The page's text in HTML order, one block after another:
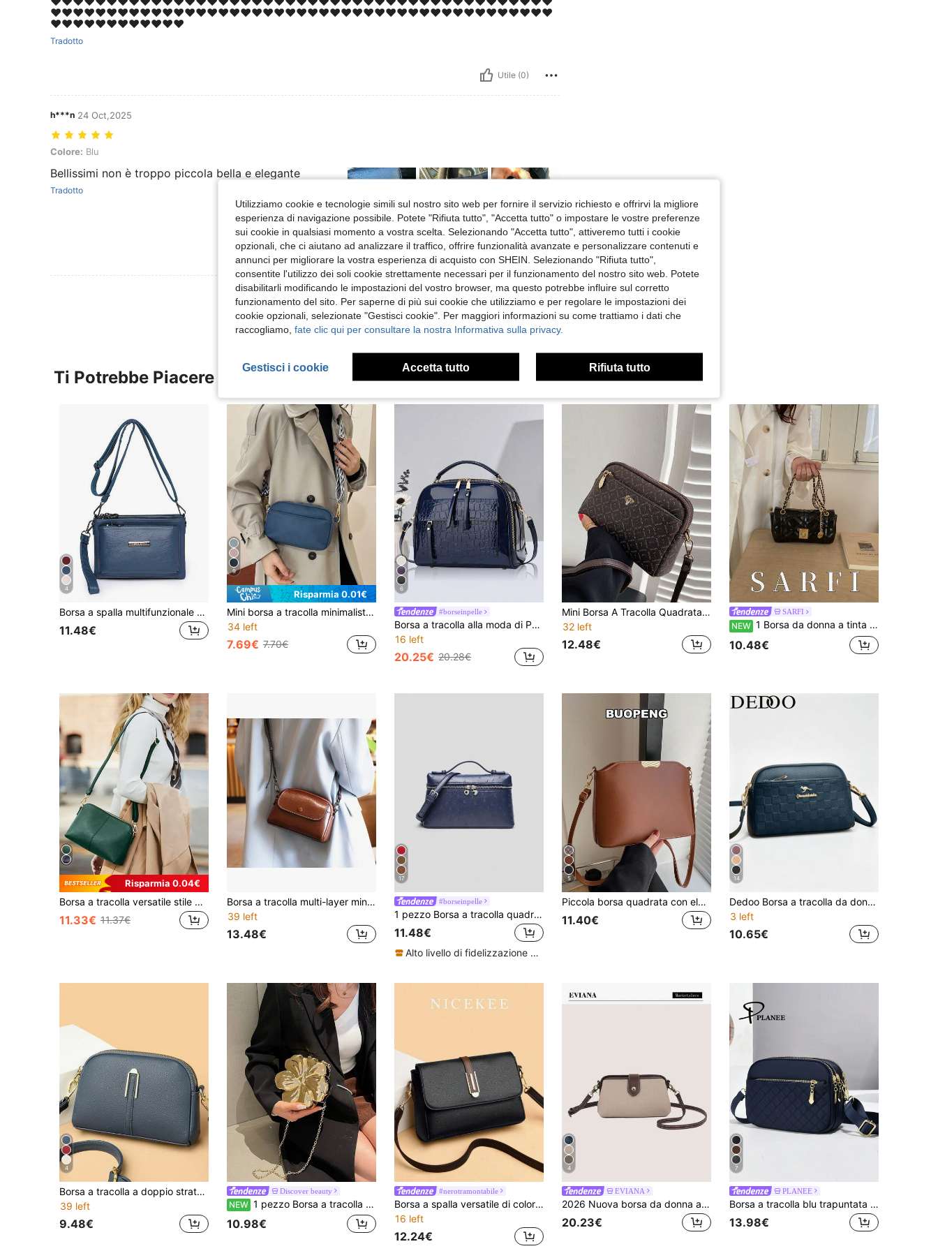
❤️❤️❤️❤️❤️❤️❤️❤️❤️❤️❤️❤️❤️❤️❤️❤️❤️❤️❤️❤️❤️❤️❤️❤️❤️❤️❤️❤️❤️❤️❤️❤️❤️❤️❤️❤️❤️❤️❤️❤️❤️❤️❤️❤️❤️
❤️❤️❤️❤️❤️❤️❤️❤️❤️❤️❤️❤️
Tradotto
Utile (0)
h***n 24 Oct,2025
Colore: Blu
Colore: Blu
Bellissimi non è troppo piccola bella e elegante
Tradotto
Utile (0)
Visualizza Altre Recensioni
Ti Potrebbe Piacere
4
Borsa a spalla multifunzionale da donna in colore unito, borsa a tracolla impermeabile, borsa organizer casual da ufficio, borsa per pendolari e studenti, cartella nera, per uso quotidiano, borsa da viaggio con scomparti multipli, regalo per le vacanze
11.48€
9
Risparmia 0.01€
Mini borsa a tracolla minimalista vegana, borsa a spalla in PU di moda, borsa e portafoglio casual da donna, portafoglio da donna con cinturino largo
34 left
7.69€ 7.70€
6
#borseinpelle
Borsa a tracolla alla moda di PLANEE, portafoglio da donna per telefono, borsa a tracolla con cerniera doppia, borsa a spalla con stampa coccodrillo lucida, grande capacità con tasche multiple, tracolla regolabile. Il miglior regalo della festa della mamma.
16 left
20.25€ 20.28€
Mini Borsa A Tracolla Quadrata Con Grafica Geometrica, Borsa A Tracolla Minimalista, Leggera E Portatile Per Ragazze, Regali Per Insegnanti, Regali Per Donne, Borsa Regalo Per Principianti E Lavoratori White-collar, Perfetto Per L'ufficio, Lavoro, Attività Commerciali, Pendolarismo, Festa Degli Insegnanti
32 left
12.48€
SARFI
NEW 1 Borsa da donna a tinta unita con chiusura a ribaltamento a griglia di diamanti, borsa da donna in materiale PU alla moda e versatile, adatta per l'uso quotidiano e il pendolarismo delle donne
10.48€
Risparmia 0.04€
Borsa a tracolla versatile stile pendolare con molteplici tasche con cerniera, grande capacità, minimalista e portatile, adatta per lo shopping delle donne, feste, regalo per la mamma
11.33€ 11.37€
Borsa a tracolla multi-layer mini, borsa a tracolla in PU alla moda, borsa a mano vintage e portafoglio per donne
39 left
13.48€
17
#borseinpelle
1 pezzo Borsa a tracolla quadrata in PU di colore unito con motivo in pelle di struzzo, alla moda per uso quotidiano delle donne
11.48€
Alto livello di fidelizzazione dei clienti
5
Piccola borsa quadrata con elegante decorazione in metallo marrone in PU per la vita quotidiana, Borsa a tracolla NINE WEST JORIE MINI JET SET CROSSBODY per le donne
11.40€
14
Dedoo Borsa a tracolla da donna a forma di conchiglia, borsa portafoglio in finta pelle a scacchi con logo canguro, tracolla regolabile con tasche multiple, borsa vintage per uso quotidiano
3 left
10.65€
4
Borsa a tracolla a doppio strato con zip, borsa a spalla in pelle PU alla moda per donna, borsetta elegante e versatile, borsa media da donna, piccola borsa a tracolla di moda
39 left
9.48€
Discover beauty
NEW 1 pezzo Borsa a tracolla di moda di colore unito, design con fiori in metallo, clutch da sera, adatta per matrimoni, feste, occasioni formali, può essere utilizzata come accessorio, borsa per rossetto, portamonete, pochette per gioielli, con tracolla a catena rimovibile, un regalo unico per lei
10.98€
#nerotramontabile
Borsa a spalla versatile di colore unito alla moda, leggera e facile da trasportare, adatta per il business e il tempo libero. Borsa a tracolla minimalista retrò con patta a contrasto, adatta per studentesse universitarie e impiegate, ideale per ufficio, università, lavoro, affari, pendolarismo, attività all'aperto, viaggi e uscite.
16 left
12.24€
4
EVIANA
2026 Nuova borsa da donna alla moda, borsa a tracolla piccola vintage di alta qualità con chiusura a scatto e blocchi di colore blu, borsa a spalla casual con molletta, in PU
20.23€
7
PLANEE
Borsa a tracolla blu trapuntata leggera PLANEE, stile retrò da fotocamera, regalo per la Festa della Mamma, borsa multiuso per mamme con grande capacità, borsa cosmetica leggera e impermeabile, adatta per ragazze adolescenti, studentesse universitarie, giovani professioniste e donne d'ufficio, ideale per lo shopping, l'ufficio, l'università, il lavoro, gli spostamenti, l'aperto, i viaggi, l'escursionismo e altre occasioni.
13.98€
Utilizziamo cookie e tecnologie simili sul nostro sito web per fornire il servizio richiesto e offrirvi la migliore
esperienza di navigazione possibile. Potete "Rifiuta tutto", "Accetta tutto" o impostare le vostre preferenze
sui cookie in qualsiasi momento a vostra scelta. Selezionando "Accetta tutto", attiveremo tutti i cookie
opzionali, che ci aiutano ad analizzare il traffico, offrire funzionalità avanzate e personalizzare contenuti e
annunci per migliorare la vostra esperienza di acquisto con SHEIN. Selezionando "Rifiuta tutto",
consentite l'utilizzo dei soli cookie strettamente necessari per il funzionamento del nostro sito web. Potete
disabilitarli modificando le impostazioni del vostro browser, ma questo potrebbe influire sul corretto
funzionamento del sito. Per saperne di più sui cookie che utilizziamo e per regolare le impostazioni dei
cookie opzionali, selezionate "Gestisci cookie". Per maggiori informazioni su come trattiamo i dati che
raccogliamo, fate clic qui per consultare la nostra Informativa sulla privacy.
Gestisci i cookie Accetta tutto Rifiuta tutto